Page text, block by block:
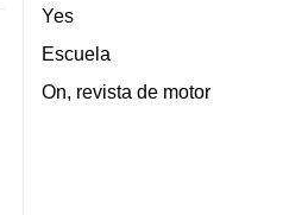
Yes
Escuela
On, revista de motor